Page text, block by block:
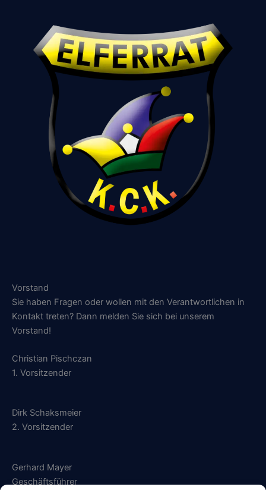
Vorstand
Sie haben Fragen oder wollen mit den Verantwortlichen in
Kontakt treten? Dann melden Sie sich bei unserem
Vorstand!
Christian Pischczan
1. Vorsitzender
Dirk Schaksmeier
2. Vorsitzender
Gerhard Mayer
Geschäftsführer